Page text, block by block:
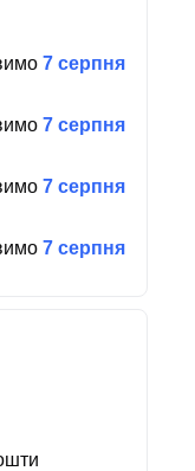
7 серпня
7 серпня
7 серпня
7 серпня